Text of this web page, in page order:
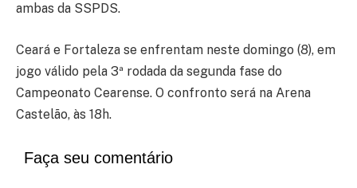
ambas da SSPDS.
Ceará e Fortaleza se enfrentam neste domingo (8), em
jogo válido pela 3ª rodada da segunda fase do
Campeonato Cearense. O confronto será na Arena
Castelão, às 18h.
Faça seu comentário